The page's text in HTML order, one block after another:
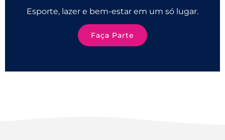
Esporte, lazer e bem-estar em um só lugar.
Faça Parte